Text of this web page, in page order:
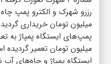
میلیون تومان خریداری
ایستگاه پمپاژ و چاه‌های